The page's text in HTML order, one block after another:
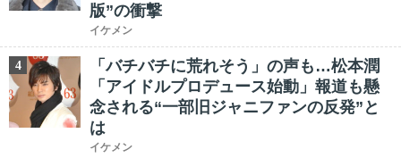
版”の衝撃
イケメン
4
「バチバチに荒れそう」の声も…松本潤
「アイドルプロデュース始動」報道も懸
念される“一部旧ジャニファンの反発”と
は
イケメン